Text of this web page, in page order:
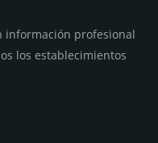
información profesional
los establecimientos